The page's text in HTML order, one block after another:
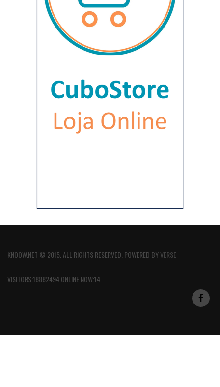
KNOOW.NET © 2015. ALL RIGHTS RESERVED. POWERED BYVERSE
VISITORS:18882494 ONLINE NOW:14